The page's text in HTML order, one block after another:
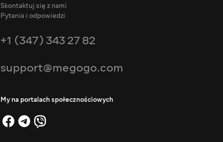
Skontaktuj się z nami
Pytania i odpowiedzi
+1 (347) 343 27 82
support@megogo.com
My na portalach społecznościowych